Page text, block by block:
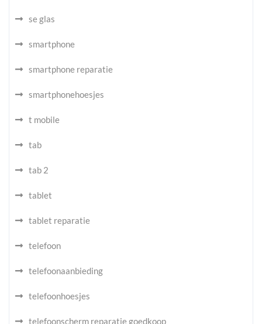
se glas
smartphone
smartphone reparatie
smartphonehoesjes
t mobile
tab
tab 2
tablet
tablet reparatie
telefoon
telefoonaanbieding
telefoonhoesjes
telefoonscherm reparatie goedkoop